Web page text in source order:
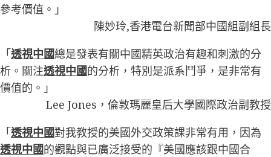
參考價值。」
陳妙玲,香港電台新聞部中國組副組長
「透視中國總是發表有關中國精英政治有趣和刺激的分
析。關注透視中國的分析，特別是派系鬥爭，是非常有
價值的。」
Lee Jones，倫敦瑪麗皇后大學國際政治副教授
「透視中國對我教授的美國外交政策課非常有用，因為
透視中國的觀點與已廣泛接受的『美國應該跟中國合